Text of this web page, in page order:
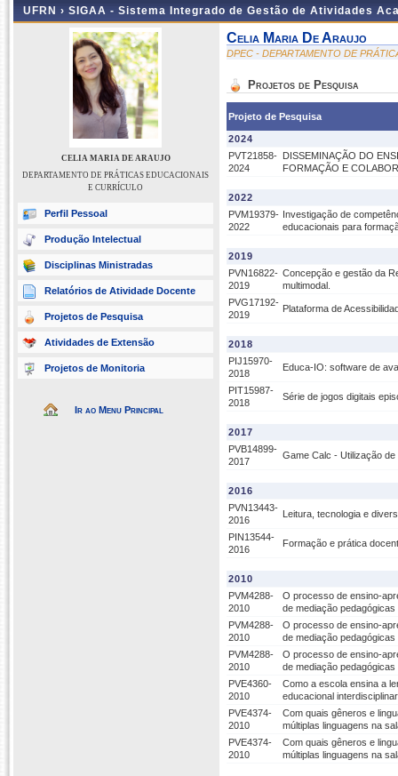
UFRN › SIGAA - Sistema Integrado de Gestão de Atividades
CELIA MARIA DE ARAUJO
DEPARTAMENTO DE PRÁTICAS EDUCACIONAIS
E CURRÍCULO
Perfil Pessoal
Produção Intelectual
Disciplinas Ministradas
Relatórios de Atividade Docente
Projetos de Pesquisa
Atividades de Extensão
Projetos de Monitoria
Ir ao Menu Principal
Celia Maria De Araujo
DPEC - DEPARTAMENTO DE
Projetos de Pesquisa
Projeto de Pesquisa
2024
PVT21858-
2024
DISSEMINAÇÃO DO
FORMAÇÃO E
2022
PVM19379-
2022
Investigação de
educacionais para
2019
PVN16822-
2019
Concepção e gestão da
multimodal.
PVG17192-
2019
Plataforma de
2018
PIJ15970-
2018
Educa-IO: software de
PIT15987-
2018
Série de jogos digitais
2017
PVB14899-
2017
Game Calc - Utilização
2016
PVN13443-
2016
Leitura, tecnologia e
PIN13544-
2016
Formação e prática
2010
PVM4288-
2010
O processo de ensino-
de mediação
PVM4288-
2010
O processo de ensino-
de mediação
PVM4288-
2010
O processo de ensino-
de mediação
PVE4360-
2010
Como a escola ensina a
educacional
PVE4374-
2010
Com quais gêneros e
múltiplas linguagens na
PVE4374-
2010
Com quais gêneros e
múltiplas linguagens na